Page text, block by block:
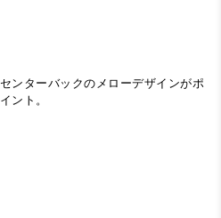
センターバックのメローデザインがポ
イント。